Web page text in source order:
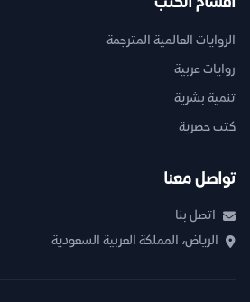
الروايات العالمية المترجمة
روايات عربية
تنمية بشرية
كتب حصرية
تواصل معنا
اتصل بنا
الرياض، المملكة العربية السعودية